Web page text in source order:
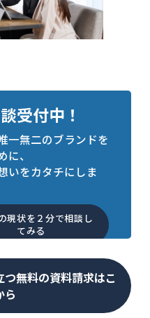
受付中！
一無二のブランドを
に、
いをカタチにしま
現状を２分で相談し
てみる
無料の資料請求はこ
ら